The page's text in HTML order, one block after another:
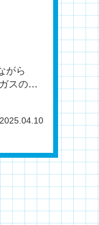
2025.04.10
がら
スの開